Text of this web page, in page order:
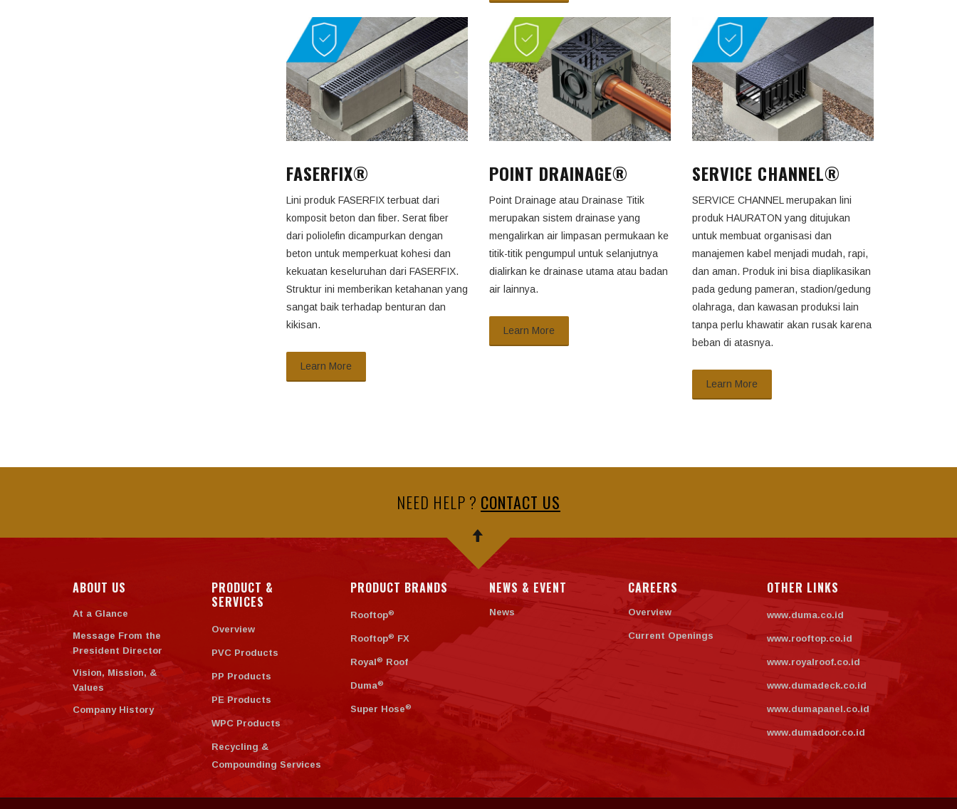
FASERFIX®
Lini produk FASERFIX terbuat dari
komposit beton dan fiber. Serat fiber
dari poliolefin dicampurkan dengan
beton untuk memperkuat kohesi dan
kekuatan keseluruhan dari FASERFIX.
Struktur ini memberikan ketahanan yang
sangat baik terhadap benturan dan
kikisan.
Learn More
POINT DRAINAGE®
Point Drainage atau Drainase Titik
merupakan sistem drainase yang
mengalirkan air limpasan permukaan ke
titik-titik pengumpul untuk selanjutnya
dialirkan ke drainase utama atau badan
air lainnya.
Learn More
SERVICE CHANNEL®
SERVICE CHANNEL merupakan lini
produk HAURATON yang ditujukan
untuk membuat organisasi dan
manajemen kabel menjadi mudah, rapi,
dan aman. Produk ini bisa diaplikasikan
pada gedung pameran, stadion/gedung
olahraga, dan kawasan produksi lain
tanpa perlu khawatir akan rusak karena
beban di atasnya.
Learn More
NEED HELP ? CONTACT US
ABOUT US
At a Glance
Message From the
President Director
Vision, Mission, &
Values
Company History
PRODUCT &
SERVICES
Overview
PVC Products
PP Products
PE Products
WPC Products
Recycling &
Compounding Services
PRODUCT BRANDS
Rooftop®
Rooftop® FX
Royal® Roof
Duma®
Super Hose®
NEWS & EVENT
News
CAREERS
Overview
Current Openings
OTHER LINKS
www.duma.co.id
www.rooftop.co.id
www.royalroof.co.id
www.dumadeck.co.id
www.dumapanel.co.id
www.dumadoor.co.id